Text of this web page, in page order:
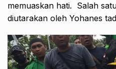
memuaskan hati. Salah
diutarakan oleh Yohanes